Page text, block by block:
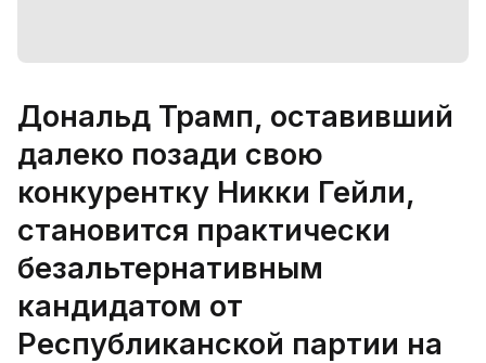
Дональд Трамп, оставивший
далеко позади свою
конкурентку Никки Гейли,
становится практически
безальтернативным
кандидатом от
Республиканской партии на